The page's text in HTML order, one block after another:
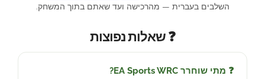
השלבים בעברית — מהרכישה ועד שאתם בתוך המשחק.
❓ שאלות נפוצות
❓ מתי שוחרר EA Sports WRC?